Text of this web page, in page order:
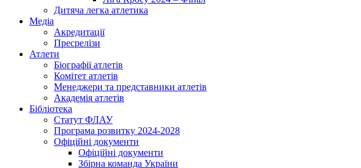
Дитяча легка атлетика
Медіа
Акредитації
Пресрелізи
Атлети
Біографії атлетів
Комітет атлетів
Менеджери та представники атлетів
Академія атлетів
Бібліотека
Статут ФЛАУ
Програма розвитку 2024-2028
Офіційні документи
Офіційні документи
Збірна команда України